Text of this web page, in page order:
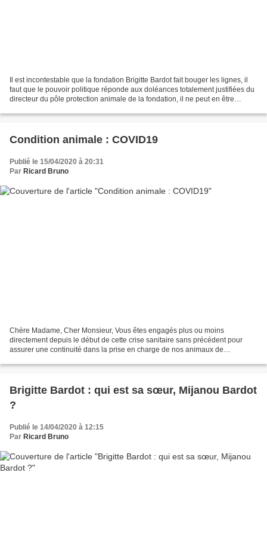
Il est incontestable que la fondation Brigitte Bardot fait bouger les lignes, il
faut que le pouvoir politique réponde aux doléances totalement justifiées du
directeur du pôle protection animale de la fondation, il ne peut en être
Condition animale : COVID19
Publié le 15/04/2020 à 20:31
Par Ricard Bruno
Chère Madame, Cher Monsieur, Vous êtes engagés plus ou moins
directement depuis le début de cette crise sanitaire sans précédent pour
assurer une continuité dans la prise en charge de nos animaux de
Brigitte Bardot : qui est sa sœur, Mijanou Bardot
?
Publié le 14/04/2020 à 12:15
Par Ricard Bruno